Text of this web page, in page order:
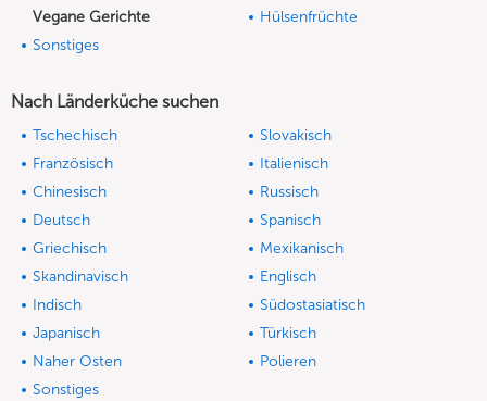
Vegane Gerichte
Hülsenfrüchte
Sonstiges
Nach Länderküche suchen
Tschechisch
Slovakisch
Französisch
Italienisch
Chinesisch
Russisch
Deutsch
Spanisch
Griechisch
Mexikanisch
Skandinavisch
Englisch
Indisch
Südostasiatisch
Japanisch
Türkisch
Naher Osten
Polieren
Sonstiges